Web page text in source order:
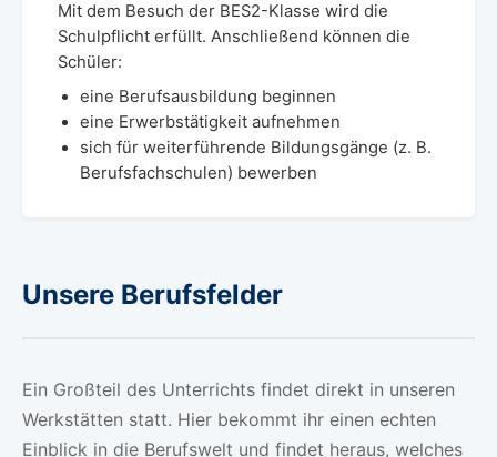
Mit dem Besuch der BES2-Klasse wird die
Schulpflicht erfüllt. Anschließend können die
Schüler:
eine Berufsausbildung beginnen
eine Erwerbstätigkeit aufnehmen
sich für weiterführende Bildungsgänge (z. B.
Berufsfachschulen) bewerben
Unsere Berufsfelder
Ein Großteil des Unterrichts findet direkt in unseren
Werkstätten statt. Hier bekommt ihr einen echten
Einblick in die Berufswelt und findet heraus, welches